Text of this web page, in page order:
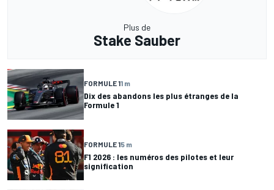
Plus de
Stake Sauber
FORMULE 11 m
Dix des abandons les plus étranges de la
Formule 1
FORMULE 15 m
F1 2026 : les numéros des pilotes et leur
signification